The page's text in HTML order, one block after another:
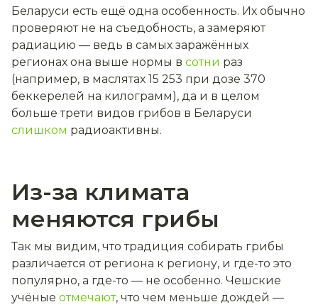
Беларуси есть ещё одна особенность. Их обычно
проверяют не на съедобность, а замеряют
радиацию — ведь в самых заражённых
регионах она выше нормы в сотни раз
(например, в маслятах 15 253 при дозе 370
беккерелей на килограмм), да и в целом
больше трети видов грибов в Беларуси
слишком радиоактивны.
Из-за климата
меняются грибы
Так мы видим, что традиция собирать грибы
различается от региона к региону, и где-то это
популярно, а где-то — не особенно. Чешские
учёные отмечают, что чем меньше дождей —